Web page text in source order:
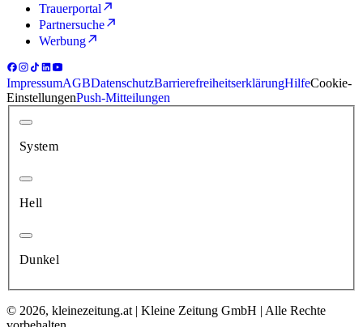
Trauerportal
Partnersuche
Werbung
ImpressumAGBDatenschutzBarrierefreiheitserklärungHilfeCookie-
EinstellungenPush-Mitteilungen
System
Hell
Dunkel
© 2026, kleinezeitung.at | Kleine Zeitung GmbH | Alle Rechte